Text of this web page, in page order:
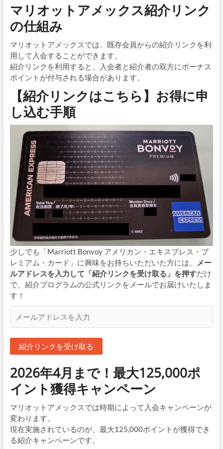
マリオットアメックス紹介リンク
の仕組み
マリオットアメックスでは、既存会員からの紹介リンクを利
用して入会することができます。
紹介リンクを利用すると、入会者と紹介者の双方にボーナス
ポイントが付与される場合があります。
【紹介リンクはこちら】お得に申
し込む手順
少しでも「Marriott Bonvoy アメリカン・エキスプレス・プ
レミアム・カード」に興味をお持ちいただいた方には、
メー
ルアドレスを入力して「紹介リンクを受け取る」を押すだけ
で、紹介プログラムの公式リンクをメールでお届けいたしま
す！
2026年4月まで！最大125,000ポ
イント獲得キャンペーン
マリオットアメックスでは時期によって入会キャンペーンが
変わります。
現在実施されているのが、最大125,000ポイントが獲得でき
る紹介キャンペーンです。